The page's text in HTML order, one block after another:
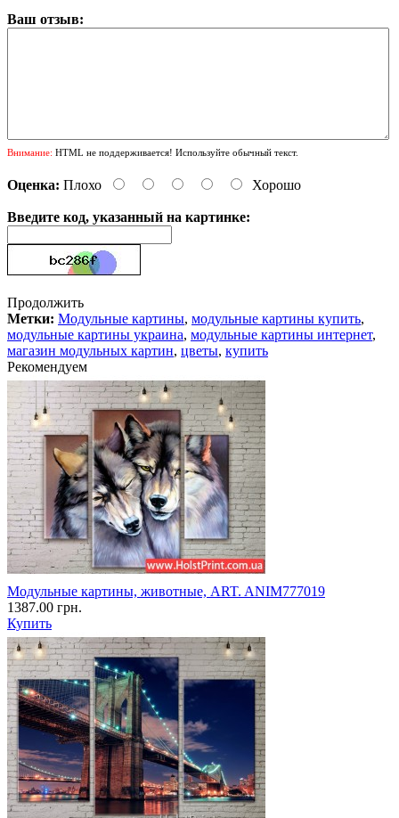
Ваш отзыв:
Внимание: HTML не поддерживается! Используйте обычный текст.
Оценка: Плохо Хорошо
Введите код, указанный на картинке:
Продолжить
Метки: Модульные картины, модульные картины купить,
модульные картины украина, модульные картины интернет,
магазин модульных картин, цветы, купить
Рекомендуем
Модульные картины, животные, ART. ANIM777019
1387.00 грн.
Купить